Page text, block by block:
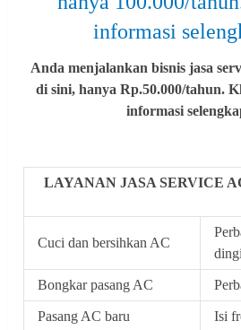
informasi
Anda menjalankan bisnis jasa
di sini, hanya Rp.50.000/tahun.
informasi
LAYANAN JASA SERVICE
Cuci dan bersihkan AC
Bongkar pasang AC
Pasang AC baru Isi